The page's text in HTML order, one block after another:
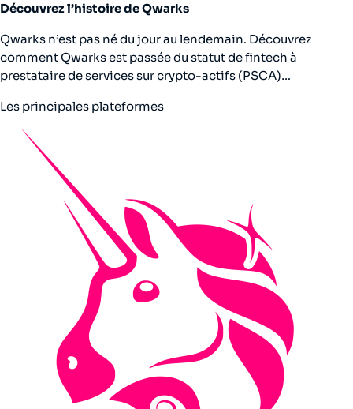
Découvrez l’histoire de Qwarks
Qwarks n’est pas né du jour au lendemain. Découvrez
comment Qwarks est passée du statut de fintech à
prestataire de services sur crypto-actifs (PSCA)…
Les principales plateformes